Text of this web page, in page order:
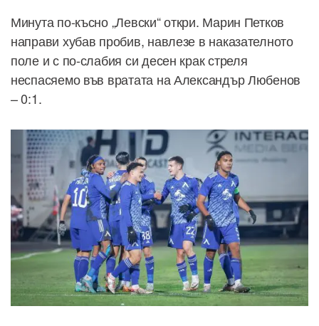
Минута по-късно „Левски“ откри. Марин Петков
направи хубав пробив, навлезе в наказателното
поле и с по-слабия си десен крак стреля
неспасяемо във вратата на Александър Любенов
– 0:1.